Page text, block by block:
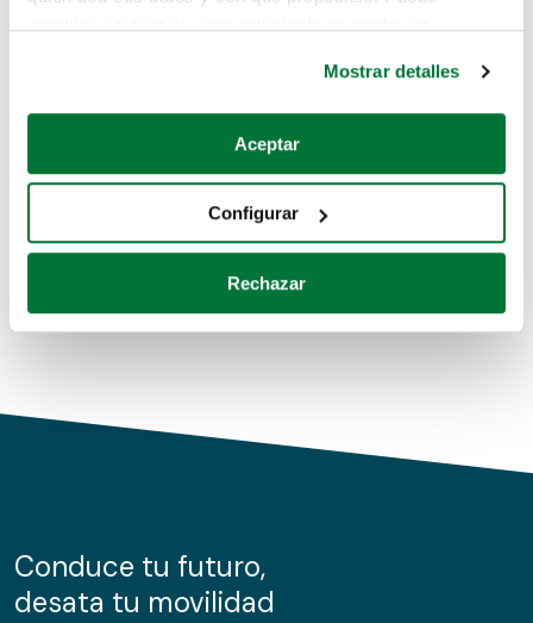
Si lo permite, también quisiéramos:
Recopilar información sobre su ubicación geográfica
Identificar su dispositivo analizándolo activamente
para buscar características específicas (huellas
Obtenga más información sobre cómo se procesan sus
de cookies.
información sobre el uso que haga del sitio web con
nuestros partners de redes sociales, publicidad y análisis
Mostrar detalles
Aceptar
Configurar
Rechazar
buscando en alguno de estos enlaces:
Coches de segunda mano
Coches de km0
Conduce tu futuro,
desata tu movilidad